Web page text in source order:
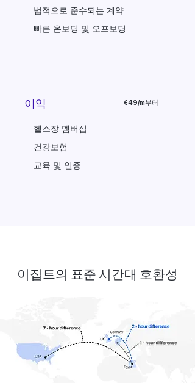
법적으로 준수되는 계약
빠른 온보딩 및 오프보딩
이익 €49/m부터
헬스장 멤버십
건강보험
교육 및 인증
이집트의 표준 시간대 호환성